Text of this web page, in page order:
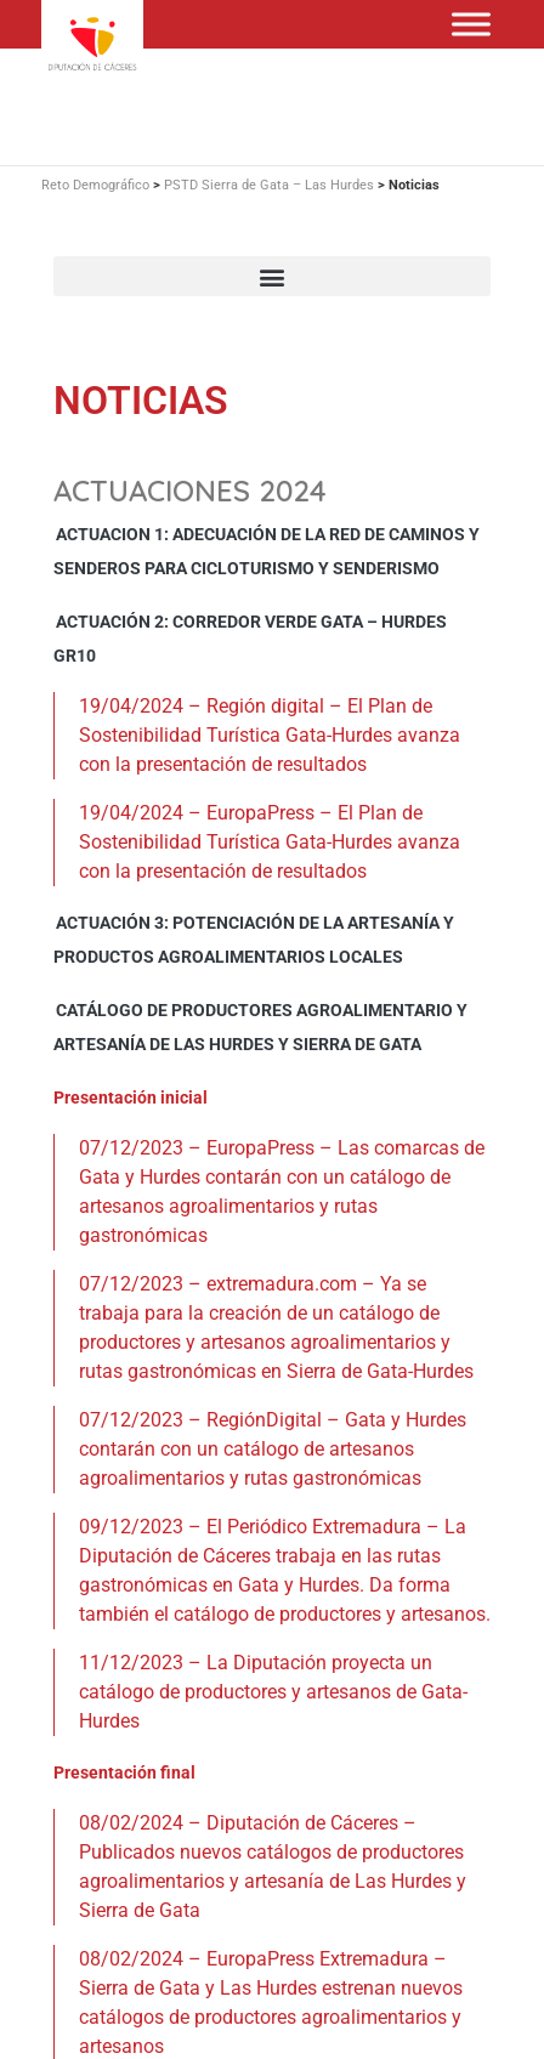
Reto Demográfico> PSTD Sierra de Gata – Las Hurdes > Noticias
NOTICIAS
ACTUACIONES 2024
ACTUACION 1: ADECUACIÓN DE LA RED DE CAMINOS Y
SENDEROS PARA CICLOTURISMO Y SENDERISMO
ACTUACIÓN 2: CORREDOR VERDE GATA – HURDES
GR10
19/04/2024 – Región digital – El Plan de
Sostenibilidad Turística Gata-Hurdes avanza
con la presentación de resultados
19/04/2024 – EuropaPress – El Plan de
Sostenibilidad Turística Gata-Hurdes avanza
con la presentación de resultados
ACTUACIÓN 3: POTENCIACIÓN DE LA ARTESANÍA Y
PRODUCTOS AGROALIMENTARIOS LOCALES
CATÁLOGO DE PRODUCTORES AGROALIMENTARIO Y
ARTESANÍA DE LAS HURDES Y SIERRA DE GATA
Presentación inicial
07/12/2023 – EuropaPress – Las comarcas de
Gata y Hurdes contarán con un catálogo de
artesanos agroalimentarios y rutas
gastronómicas
07/12/2023 – extremadura.com – Ya se
trabaja para la creación de un catálogo de
productores y artesanos agroalimentarios y
rutas gastronómicas en Sierra de Gata-Hurdes
07/12/2023 – RegiónDigital – Gata y Hurdes
contarán con un catálogo de artesanos
agroalimentarios y rutas gastronómicas
09/12/2023 – El Periódico Extremadura – La
Diputación de Cáceres trabaja en las rutas
gastronómicas en Gata y Hurdes. Da forma
también el catálogo de productores y artesanos.
11/12/2023 – La Diputación proyecta un
catálogo de productores y artesanos de Gata-
Hurdes
Presentación final
08/02/2024 – Diputación de Cáceres –
Publicados nuevos catálogos de productores
agroalimentarios y artesanía de Las Hurdes y
Sierra de Gata
08/02/2024 – EuropaPress Extremadura –
Sierra de Gata y Las Hurdes estrenan nuevos
catálogos de productores agroalimentarios y
artesanos